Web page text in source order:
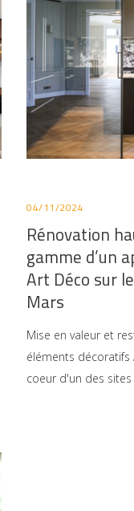
04/11/2024
Rénovation
gamme d’un
Art Déco sur
Mars
Mise en valeur et
éléments décoratifs
coeur d'un des sites